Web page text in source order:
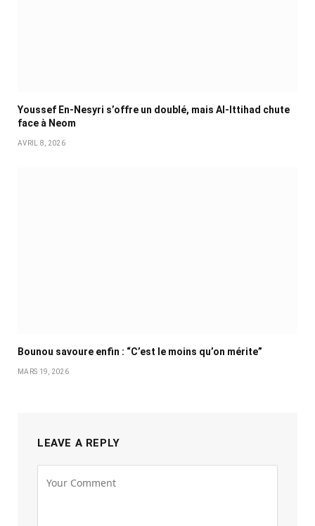
Youssef En-Nesyri s’offre un doublé, mais Al-Ittihad chute
face à Neom
AVRIL 8, 2026
Bounou savoure enfin : “C’est le moins qu’on mérite”
MARS 19, 2026
LEAVE A REPLY